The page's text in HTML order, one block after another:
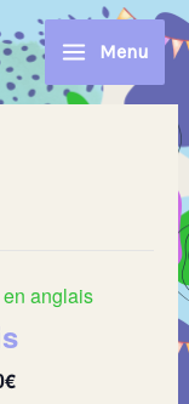
Menu
anglais